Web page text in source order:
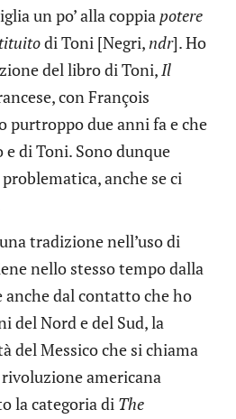
un po’ alla coppia potere
di Toni [Negri,ndr]. Ho
del libro di Toni,Il
con François
purtroppo due anni fa e che
di Toni. Sono dunque
anche se ci
tradizione nell’uso di
nello stesso tempo dalla
dal contatto che ho
del Nord e del Sud, la
del Messico che si chiama
rivoluzione americana
la categoria di The